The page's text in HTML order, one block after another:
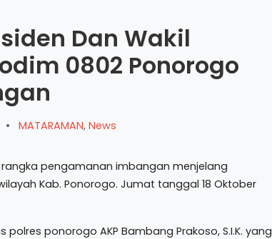
Dan Wakil
0802 Ponorogo
• MATARAMAN, News
rangka pengamanan imbangan menjelang
Kab. Ponorogo. Jumat tanggal 18 Oktober
ponorogo AKP Bambang Prakoso, S.I.K. yang